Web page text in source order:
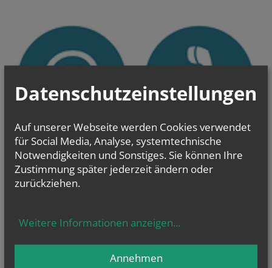
KONTAKT
Datenschutzeinstellungen
Auf unserer Webseite werden Cookies verwendet
für Social Media, Analyse, systemtechnische
Notwendigkeiten und Sonstiges. Sie können Ihre
Zustimmung später jederzeit ändern oder
zurückziehen.
Weitere Informationen anzeigen...
Annehmen